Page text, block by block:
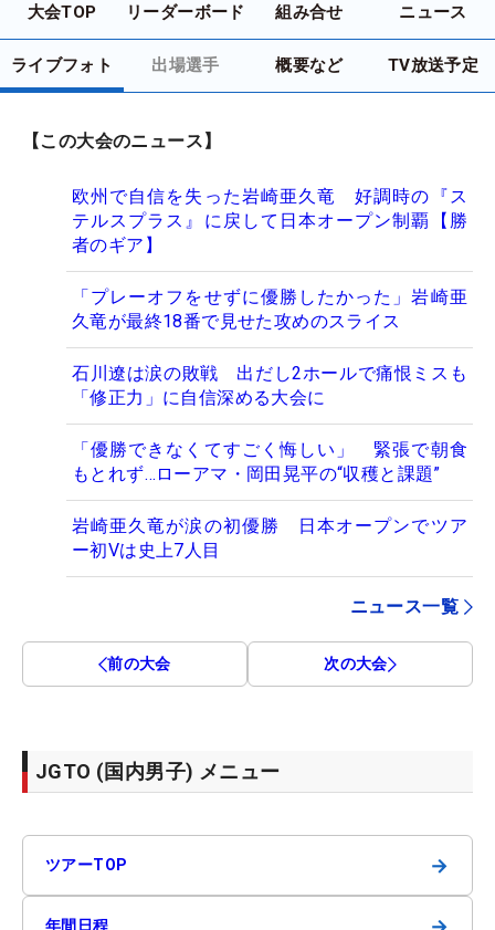
大会TOP リーダーボード 組み合せ ニュース
ライブフォト 出場選手 概要など TV放送予定
【この大会のニュース】
欧州で自信を失った岩崎亜久竜 好調時の『ス
テルスプラス』に戻して日本オープン制覇【勝
者のギア】
「プレーオフをせずに優勝したかった」岩崎亜
久竜が最終18番で見せた攻めのスライス
石川遼は涙の敗戦 出だし2ホールで痛恨ミスも
「修正力」に自信深める大会に
「優勝できなくてすごく悔しい」 緊張で朝食
もとれず…ローアマ・岡田晃平の“収穫と課題”
岩崎亜久竜が涙の初優勝 日本オープンでツア
ー初Vは史上7人目
ニュース一覧
前の大会 次の大会
JGTO (国内男子) メニュー
ツアーTOP →
年間日程